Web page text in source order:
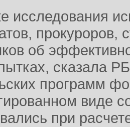
исследования
прокуроров,
об
сказала
программ
виде
при